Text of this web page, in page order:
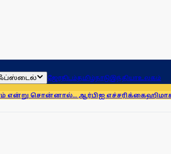
ஜோதிடம்தமிழ்நாடுஇந்தியாஉலகம்
சொன்னால்... ஆர்பிஐ எச்சரிக்கைஹிமாசலில்